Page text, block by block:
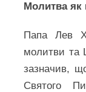
Молитва як
Папа Лев
молитви та
зазначив,
Святого